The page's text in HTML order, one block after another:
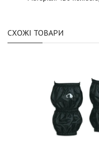
СХОЖІ ТОВАРИ